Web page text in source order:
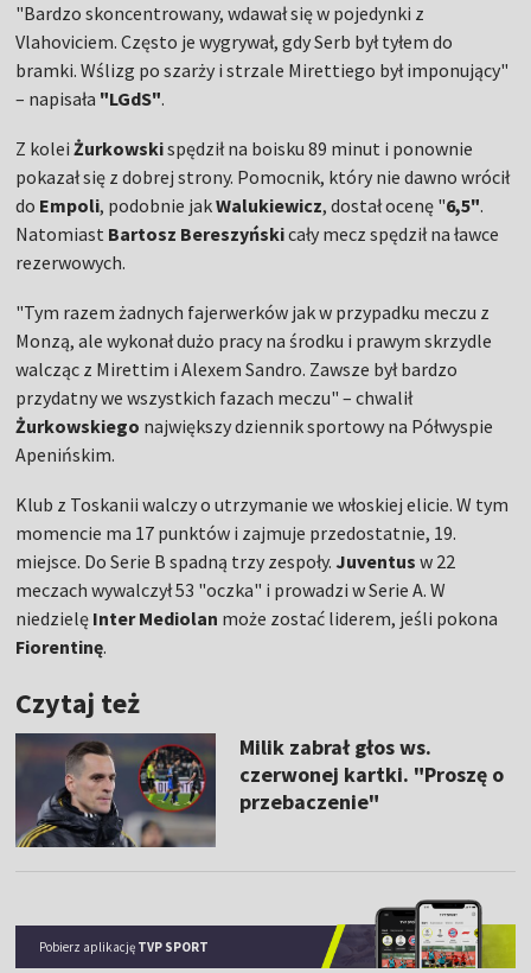
"Bardzo skoncentrowany, wdawał się w pojedynki z
Vlahoviciem. Często je wygrywał, gdy Serb był tyłem do
bramki. Wślizg po szarży i strzale Mirettiego był imponujący"
– napisała "LGdS".
Z koleiŻurkowskispędził na boisku 89 minut i ponownie
pokazał się z dobrej strony. Pomocnik, który nie dawno wrócił
do Empoli, podobnie jakWalukiewicz, dostał ocenę "6,5".
Natomiast Bartosz Bereszyńskicały mecz spędził na ławce
rezerwowych.
"Tym razem żadnych fajerwerków jak w przypadku meczu z
Monzą, ale wykonał dużo pracy na środku i prawym skrzydle
walcząc z Mirettim i Alexem Sandro. Zawsze był bardzo
przydatny we wszystkich fazach meczu" – chwalił
Żurkowskiego największy dziennik sportowy na Półwyspie
Apenińskim.
Klub z Toskanii walczy o utrzymanie we włoskiej elicie. W tym
momencie ma 17 punktów i zajmuje przedostatnie, 19.
miejsce. Do Serie B spadną trzy zespoły. Juventusw 22
meczach wywalczył 53 "oczka" i prowadzi w Serie A. W
niedzielę Inter Mediolan może zostać liderem, jeśli pokona
Fiorentinę.
Czytaj też
Milik zabrał głos ws.
czerwonej kartki. "Proszę o
przebaczenie"
Pobierz aplikację TVP SPORT